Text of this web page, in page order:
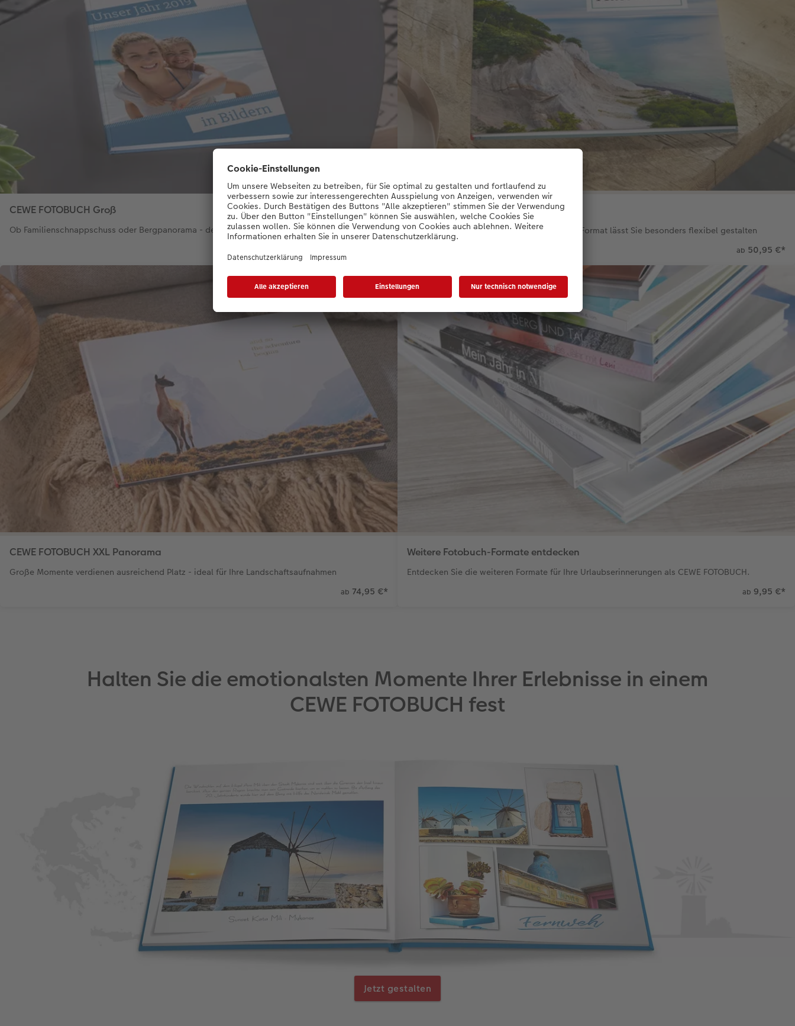
CEWE FOTOBUCH Groß
Ob Familienschnappschuss oder Bergpanorama - der Alleskönner unter den Fotobuch-Formaten
CEWE FOTOBUCH XL
Mal hoch, mal quer - das moderne Quadrat-Format lässt Sie besonders flexibel gestalten
ab 50,95 €*
CEWE FOTOBUCH XXL Panorama
Große Momente verdienen ausreichend Platz - ideal für Ihre Landschaftsaufnahmen
ab 74,95 €*
Weitere Fotobuch-Formate entdecken
Entdecken Sie die weiteren Formate für Ihre Urlaubserinnerungen als CEWE FOTOBUCH.
ab 9,95 €*
Halten Sie die emotionalsten Momente Ihrer Erlebnisse in einem
CEWE FOTOBUCH fest
Jetzt gestalten